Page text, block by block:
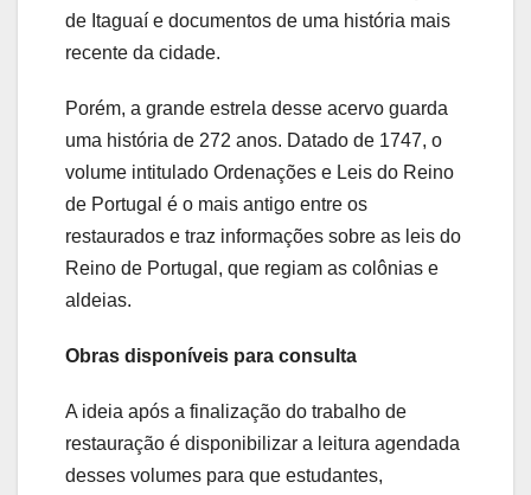
de Itaguaí e documentos de uma história mais
recente da cidade.
Porém, a grande estrela desse acervo guarda
uma história de 272 anos. Datado de 1747, o
volume intitulado Ordenações e Leis do Reino
de Portugal é o mais antigo entre os
restaurados e traz informações sobre as leis do
Reino de Portugal, que regiam as colônias e
aldeias.
Obras disponíveis para consulta
A ideia após a finalização do trabalho de
restauração é disponibilizar a leitura agendada
desses volumes para que estudantes,